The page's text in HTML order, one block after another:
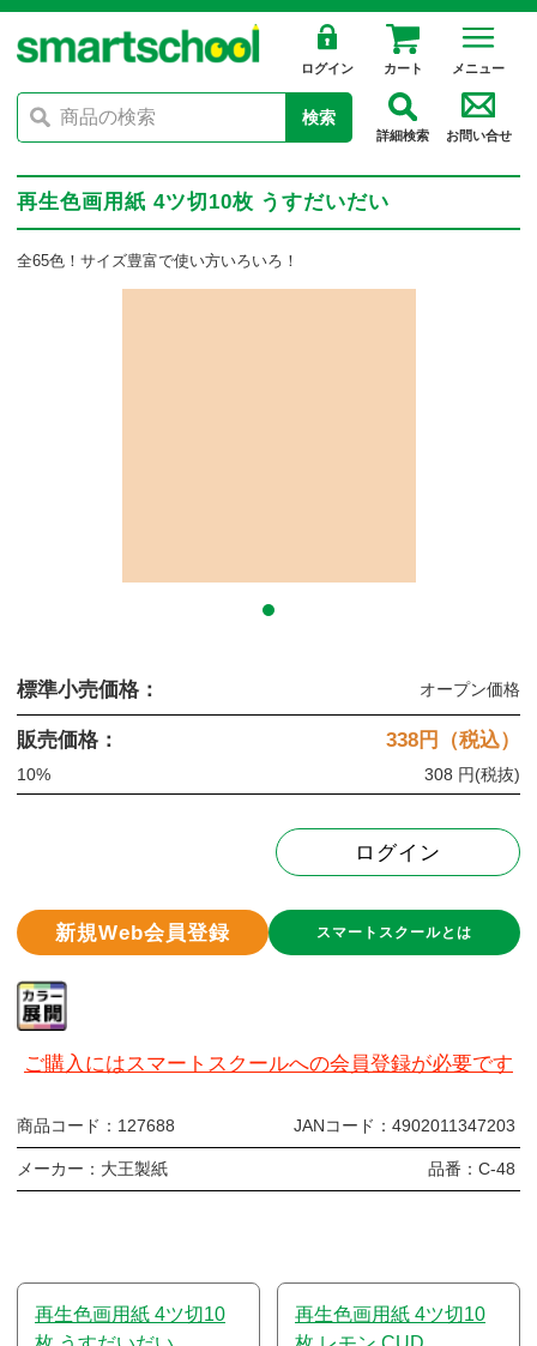
ログイン カート メニュー
検索
詳細検索 お問い合せ
再生色画用紙 4ツ切10枚 うすだいだい
全65色！サイズ豊富で使い方いろいろ！
標準小売価格： オープン価格
販売価格： 338円（税込）
10% 308 円(税抜)
ログイン
新規Web会員登録 スマートスクールとは
ご購入にはスマートスクールへの会員登録が必要です
商品コード： 127688 JANコード： 4902011347203
メーカー： 大王製紙 品番： C-48
再生色画用紙 4ツ切10
再生色画用紙 4ツ切10